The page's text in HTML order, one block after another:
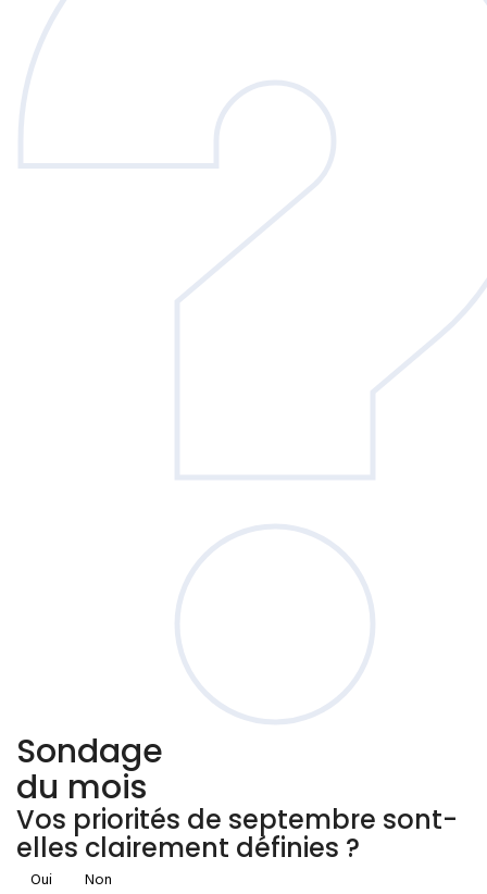
Sondage
du mois
Vos priorités de septembre sont-
elles clairement définies ?
Oui Non